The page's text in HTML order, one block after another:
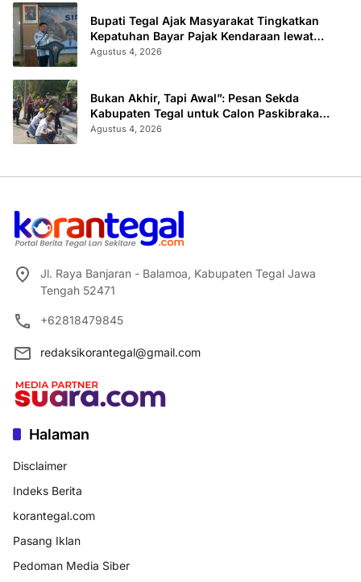
Bupati Tegal Ajak Masyarakat Tingkatkan
Kepatuhan Bayar Pajak Kendaraan lewat
“TULUS NGOPENI”
Agustus 4, 2026
Bukan Akhir, Tapi Awal”: Pesan Sekda
Kabupaten Tegal untuk Calon Paskibraka
2026
Agustus 4, 2026
Jl. Raya Banjaran - Balamoa, Kabupaten Tegal Jawa
Tengah 52471
+62818479845
redaksikorantegal@gmail.com
Halaman
Disclaimer
Indeks Berita
korantegal.com
Pasang Iklan
Pedoman Media Siber